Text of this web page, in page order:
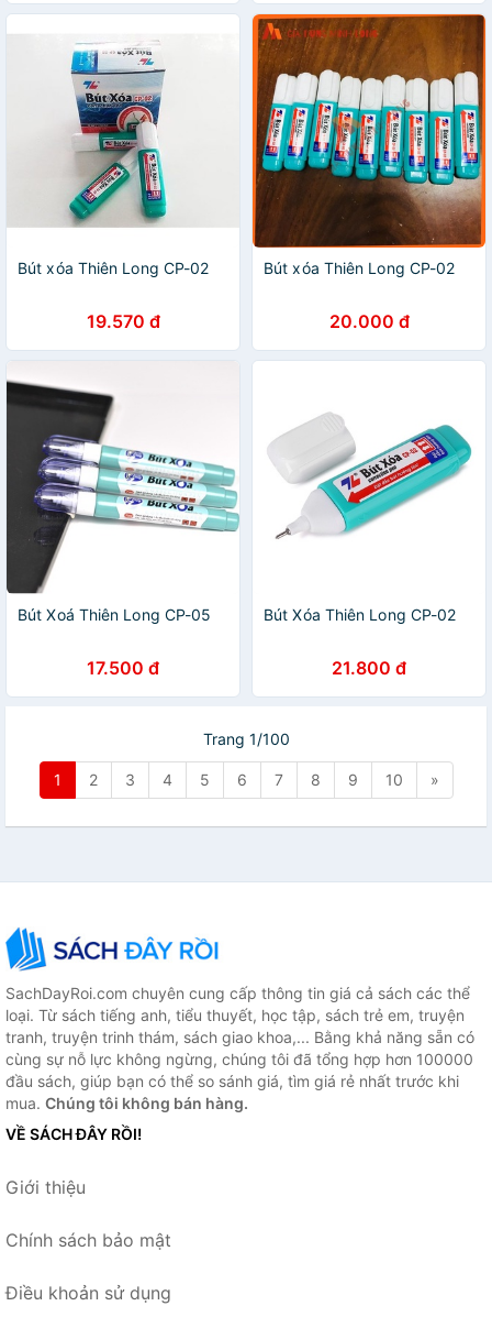
Bút xóa Thiên Long CP-02
19.570 đ
Bút xóa Thiên Long CP-02
20.000 đ
Bút Xoá Thiên Long CP-05
17.500 đ
Bút Xóa Thiên Long CP-02
21.800 đ
Trang 1/100
1 2 3 4 5 6 7 8 9 10 »
SachDayRoi.com chuyên cung cấp thông tin giá cả sách các thể
loại. Từ sách tiếng anh, tiểu thuyết, học tập, sách trẻ em, truyện
tranh, truyện trinh thám, sách giao khoa,... Bằng khả năng sẵn có
cùng sự nỗ lực không ngừng, chúng tôi đã tổng hợp hơn 100000
đầu sách, giúp bạn có thể so sánh giá, tìm giá rẻ nhất trước khi
mua. Chúng tôi không bán hàng.
VỀ SÁCH ĐÂY RỒI!
Giới thiệu
Chính sách bảo mật
Điều khoản sử dụng